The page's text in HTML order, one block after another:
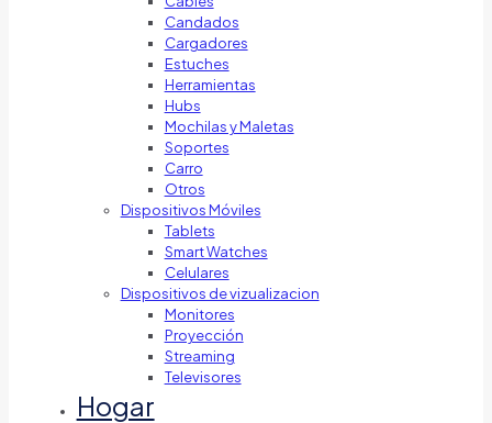
Candados
Cargadores
Estuches
Herramientas
Hubs
Mochilas y Maletas
Soportes
Carro
Otros
Dispositivos Móviles
Tablets
Smart Watches
Celulares
Dispositivos de vizualizacion
Monitores
Proyección
Streaming
Televisores
Hogar